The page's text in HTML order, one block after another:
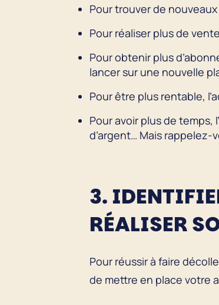
Pour trouver de
Pour réaliser plus de
Pour obtenir plus
lancer sur une nouvelle
Pour être plus rentable,
Pour avoir plus de temps,
d’argent… Mais rappelez-
3.
RÉALISER
Pour réussir à faire
de mettre en place votre